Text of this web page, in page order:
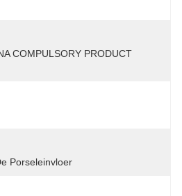
COMPULSORY PRODUCT
Porseleinvloer